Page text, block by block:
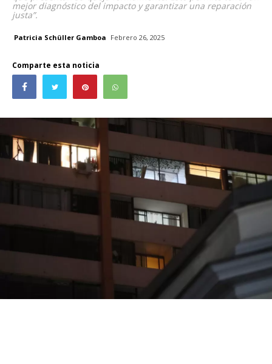
mejor diagnóstico del impacto y garantizar una reparación
justa”.
Patricia Schüller Gamboa Febrero 26, 2025
Comparte esta noticia